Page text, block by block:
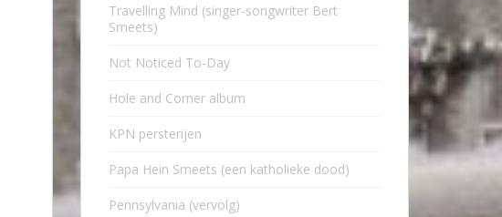
Travelling Mind (singer-songwriter Bert
Smeets)
Not Noticed To-Day
Hole and Corner album
KPN persterijen
Papa Hein Smeets (een katholieke dood)
Pennsylvania (vervolg)